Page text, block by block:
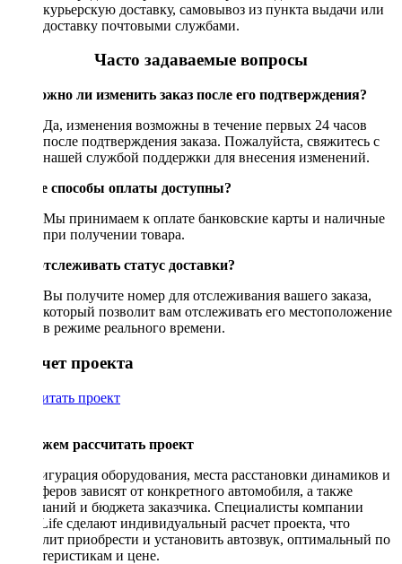
курьерскую доставку, самовывоз из пункта выдачи или
доставку почтовыми службами.
Часто задаваемые вопросы
Возможно ли изменить заказ после его подтверждения?
Да, изменения возможны в течение первых 24 часов
после подтверждения заказа. Пожалуйста, свяжитесь с
нашей службой поддержки для внесения изменений.
Какие способы оплаты доступны?
Мы принимаем к оплате банковские карты и наличные
при получении товара.
Как отслеживать статус доставки?
Вы получите номер для отслеживания вашего заказа,
который позволит вам отслеживать его местоположение
в режиме реального времени.
Рассчет проекта
Рассчитать проект
Поможем рассчитать проект
Конфигурация оборудования, места расстановки динамиков и
сабвуферов зависят от конкретного автомобиля, а также
пожеланий и бюджета заказчика. Специалисты компании
DriveLife сделают индивидуальный расчет проекта, что
позволит приобрести и установить автозвук, оптимальный по
характеристикам и цене.